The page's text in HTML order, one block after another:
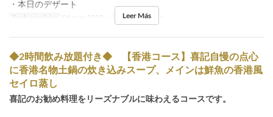
・本日のデザート
Fechas validas 01 may 2025 ~ Comidas Cena
Leer Más
◆2時間飲み放題付き◆ 【香港コース】喜記自慢の点心
に香港名物土鍋の炊き込みスープ、メインは鮮魚の香港風
セイロ蒸し
喜記のお勧め料理をリーズナブルに味わえるコースです。